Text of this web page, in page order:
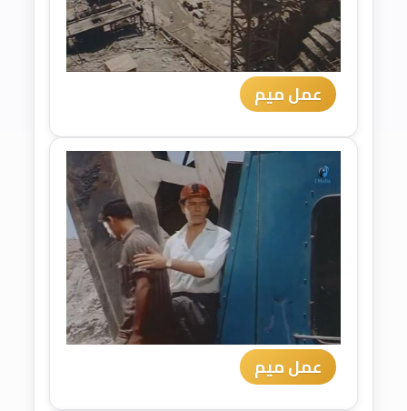
عمل ميم
عمل ميم